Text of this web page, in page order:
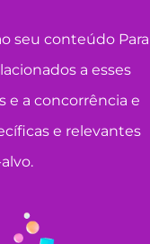
seu conteúdo Para
a esses
e a concorrência e
e relevantes